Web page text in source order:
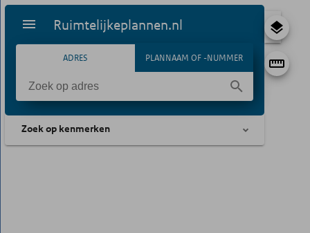
Ruimtelijkeplannen.nl
ADRES PLANNAAM OF -NUMMER
Zoek op kenmerken